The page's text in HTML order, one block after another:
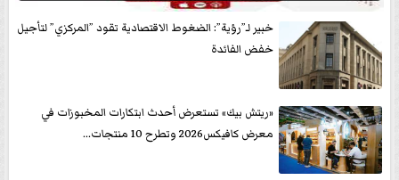
خبير لـ”رؤية”: الضغوط الاقتصادية تقود ”المركزي” لتأجيل
خفض الفائدة
«ريتش بيك» تستعرض أحدث ابتكارات المخبوزات في
معرض كافيكس2026 وتطرح 10 منتجات...